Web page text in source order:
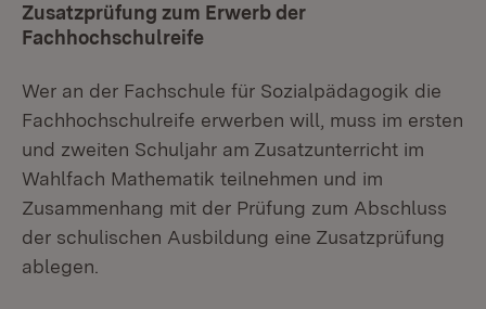
Zusatzprüfung zum Erwerb der
Fachhochschulreife
Wer an der Fachschule für Sozialpädagogik die
Fachhochschulreife erwerben will, muss im ersten
und zweiten Schuljahr am Zusatzunterricht im
Wahlfach Mathematik teilnehmen und im
Zusammenhang mit der Prüfung zum Abschluss
der schulischen Ausbildung eine Zusatzprüfung
ablegen.